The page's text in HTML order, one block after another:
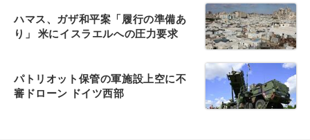
ハマス、ガザ和平案「履行の準備あ
り」 米にイスラエルへの圧力要求
パトリオット保管の軍施設上空に不
審ドローン ドイツ西部